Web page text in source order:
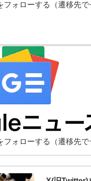
フォローする
（遷移先
フォローする
（遷移先